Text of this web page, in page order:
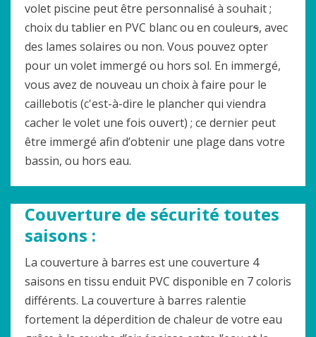
volet piscine peut être personnalisé à souhait ;
choix du tablier en PVC blanc ou en couleurs, avec
des lames solaires ou non. Vous pouvez opter
pour un volet immergé ou hors sol. En immergé,
vous avez de nouveau un choix à faire pour le
caillebotis (c'est-à-dire le plancher qui viendra
cacher le volet une fois ouvert) ; ce dernier peut
être immergé afin d’obtenir une plage dans votre
bassin, ou hors eau.
Couverture de sécurité toutes
saisons :
La couverture à barres est une couverture 4
saisons en tissu enduit PVC disponible en 7 coloris
différents. La couverture à barres ralentie
fortement la déperdition de chaleur de votre eau